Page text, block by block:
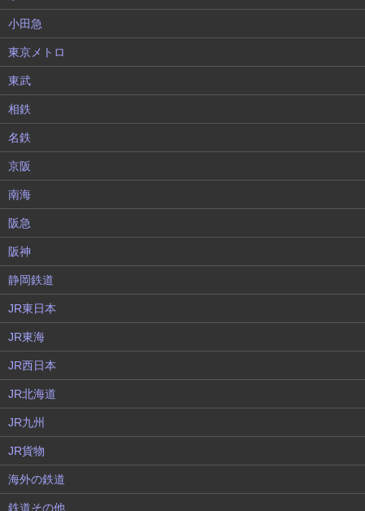
小田急
東京メトロ
東武
相鉄
名鉄
京阪
南海
阪急
阪神
静岡鉄道
JR東日本
JR東海
JR西日本
JR北海道
JR九州
JR貨物
海外の鉄道
鉄道その他